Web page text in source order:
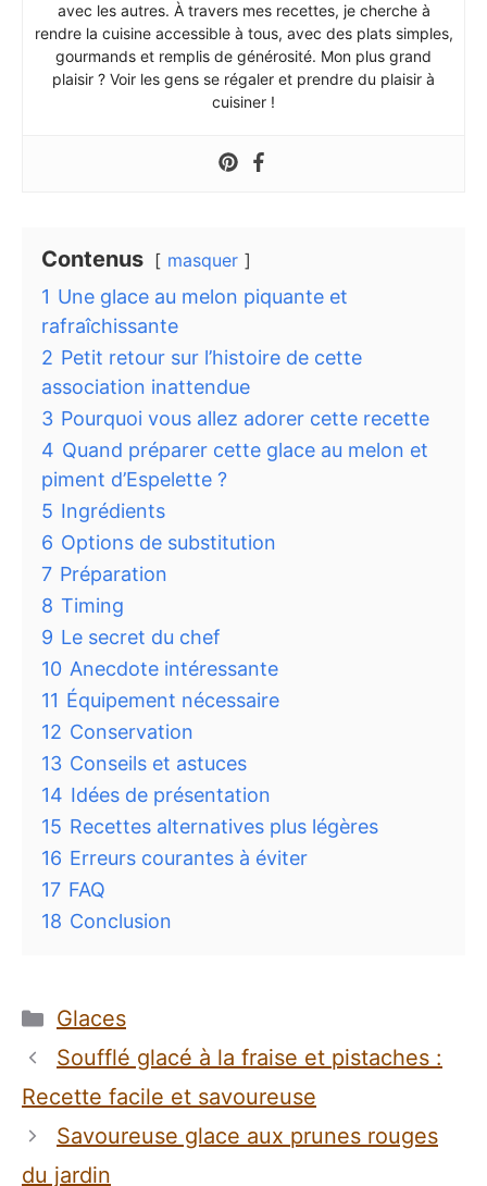
avec les autres. À travers mes recettes, je cherche à
rendre la cuisine accessible à tous, avec des plats simples,
gourmands et remplis de générosité. Mon plus grand
plaisir ? Voir les gens se régaler et prendre du plaisir à
cuisiner !
Contenus masquer
1 Une glace au melon piquante et
rafraîchissante
2 Petit retour sur l’histoire de cette
association inattendue
3 Pourquoi vous allez adorer cette recette
4 Quand préparer cette glace au melon et
piment d’Espelette ?
5 Ingrédients
6 Options de substitution
7 Préparation
8 Timing
9 Le secret du chef
10 Anecdote intéressante
11 Équipement nécessaire
12 Conservation
13 Conseils et astuces
14 Idées de présentation
15 Recettes alternatives plus légères
16 Erreurs courantes à éviter
17 FAQ
18 Conclusion
Catégories
Glaces
Soufflé glacé à la fraise et pistaches :
Recette facile et savoureuse
Savoureuse glace aux prunes rouges
du jardin